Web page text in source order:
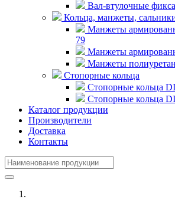
Вал-втулочные
Кольца, манжеты,
Манжеты
79
Манжеты
Манжеты
Стопорные кольца
Стопорные кольца
Стопорные кольца
Каталог продукции
Производители
Доставка
Контакты